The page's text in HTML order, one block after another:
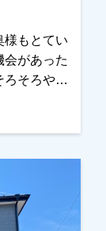
様もとてい
会があった
ろそろやっ
の見積も
ゃってくだ
、任せて
とのこと
りがとうご